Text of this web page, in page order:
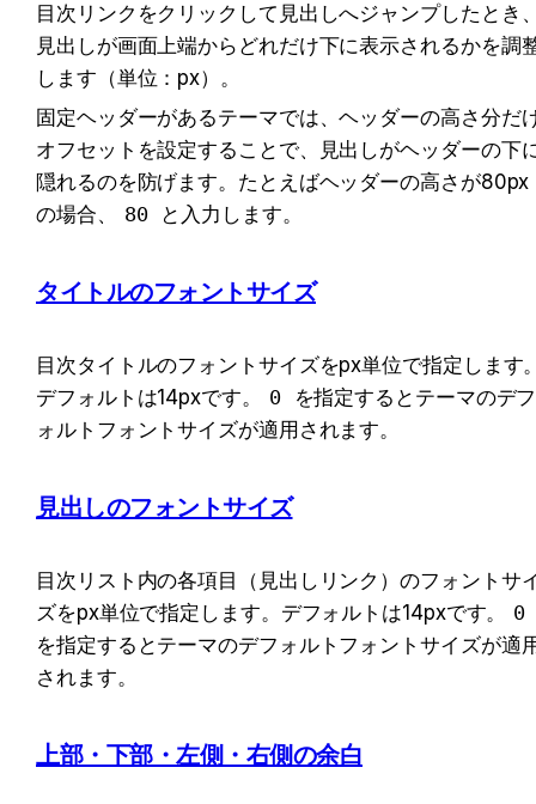
目次リンクをクリックして見出しへジャンプしたとき
見出しが画面上端からどれだけ下に表示されるかを調
します（単位：px）。
固定ヘッダーがあるテーマでは、ヘッダーの高さ分だ
オフセットを設定することで、見出しがヘッダーの下
隠れるのを防げます。たとえばヘッダーの高さが80px
の場合、
80 と入力します。
タイトルのフォントサイズ
目次タイトルのフォントサイズをpx単位で指定します
デフォルトは14pxです。
0
を指定するとテーマのデフ
ォルトフォントサイズが適用されます。
見出しのフォントサイズ
目次リスト内の各項目（見出しリンク）のフォントサ
ズをpx単位で指定します。デフォルトは14pxです。
0
を指定するとテーマのデフォルトフォントサイズが適
されます。
上部・下部・左側・右側の余白